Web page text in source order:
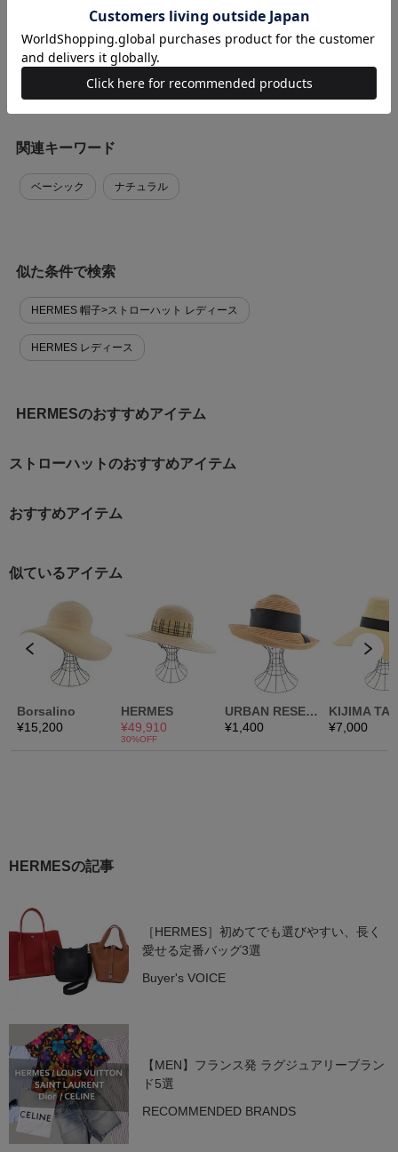
商品に関する問い合わせ
関連キーワード
ベーシック ナチュラル
似た条件で検索
HERMES 帽子>ストローハット レディース
HERMES レディース
HERMESのおすすめアイテム
ストローハットのおすすめアイテム
おすすめアイテム
HERMESの記事
［HERMES］初めてでも選びやすい、長く
愛せる定番バッグ3選
Buyer's VOICE
【MEN】フランス発 ラグジュアリーブラン
ド5選
RECOMMENDED BRANDS